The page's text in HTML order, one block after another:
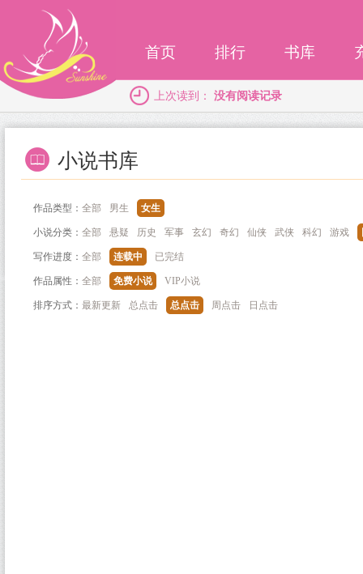
首页 排行 书库
上次读到： 没有阅读记录
小说书库
作品类型： 全部 男生 女生
小说分类： 全部 悬疑 历史 军事 玄幻 奇幻 仙侠 武侠 科幻 游戏
写作进度： 全部 连载中 已完结
作品属性： 全部 免费小说 VIP小说
排序方式： 最新更新 总点击 总点击 周点击 日点击